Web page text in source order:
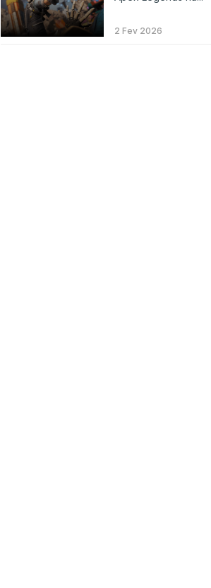
MOUZ surpreende Spirit para vencer BLAST
Bounty
2 Fev 2026